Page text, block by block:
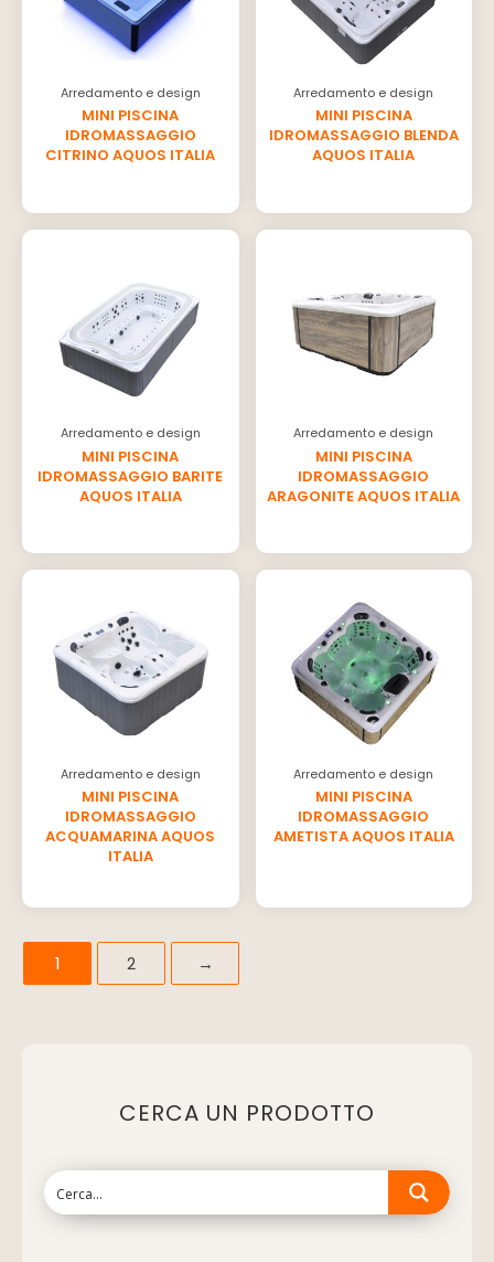
Arredamento e design
MINI PISCINA
IDROMASSAGGIO
CITRINO AQUOS ITALIA
Arredamento e design
MINI PISCINA
IDROMASSAGGIO BLENDA
AQUOS ITALIA
Arredamento e design
MINI PISCINA
IDROMASSAGGIO BARITE
AQUOS ITALIA
Arredamento e design
MINI PISCINA
IDROMASSAGGIO
ARAGONITE AQUOS ITALIA
Arredamento e design
MINI PISCINA
IDROMASSAGGIO
ACQUAMARINA AQUOS
ITALIA
Arredamento e design
MINI PISCINA
IDROMASSAGGIO
AMETISTA AQUOS ITALIA
1 2 →
CERCA UN PRODOTTO